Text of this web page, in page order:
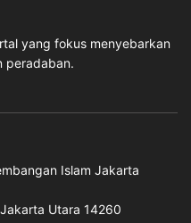
yang fokus menyebarkan
peradaban.
Islam Jakarta
Utara 14260